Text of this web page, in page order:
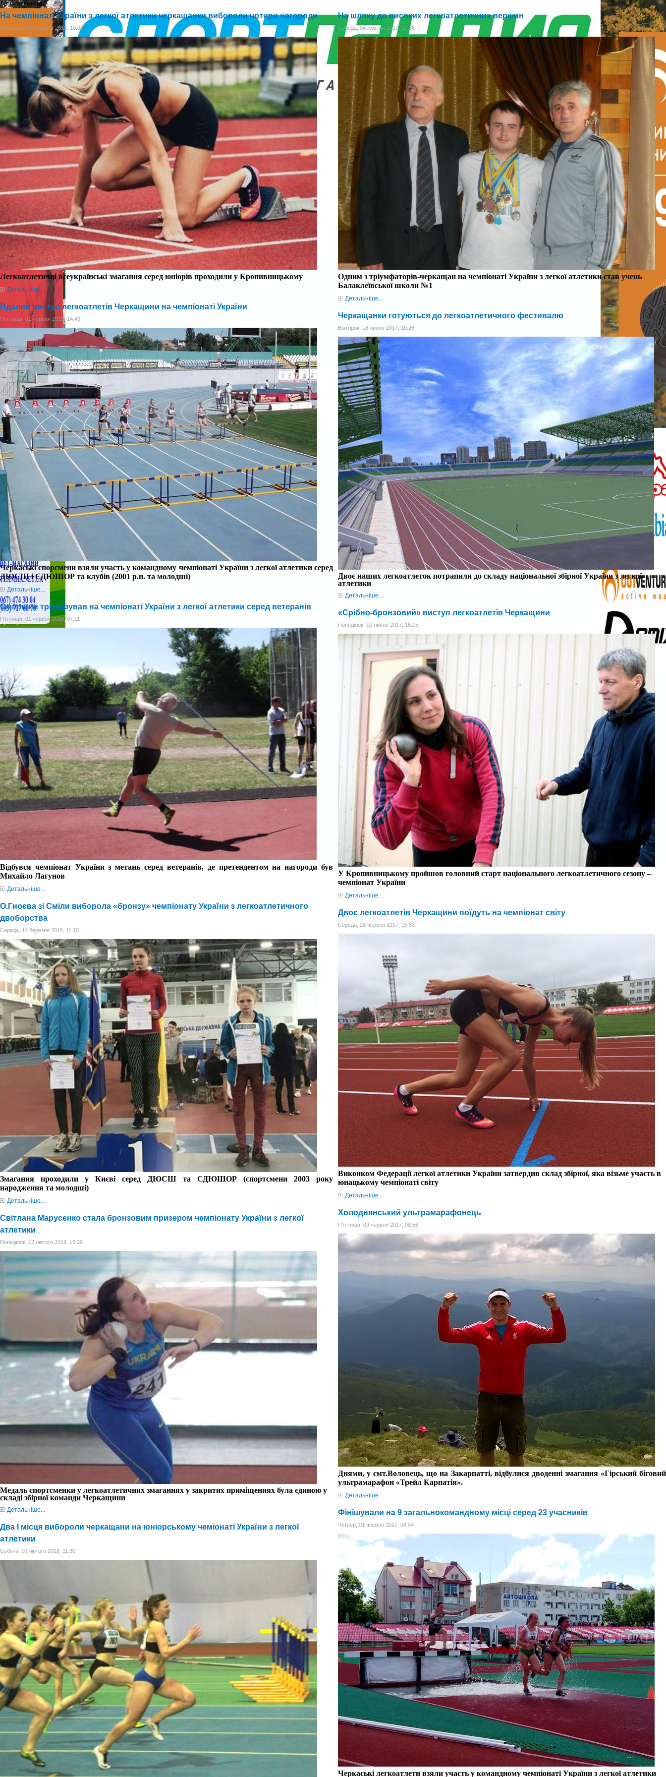
Легка атлетика
На чемпіонаті України з легкої атлетики черкащанки вибороли чотири нагороди
Понеділок, 25 червня 2018, 10:04
Легкоатлетичні всеукраїнські змагання серед юніорів проходили у Кропивницькому
Детальніше...
Вдалий виступ легкоатлетів Черкащини на чемпіонаті України
П'ятниця, 01 червня 2018, 14:49
Черкаські спорсмени взяли участь у командному чемпіонатіУкраїниз легкої атлетикисеред
ДЮСШ і СДЮШОР та клубів (2001 р.н. та молодші)
Детальніше...
Смілянин тріумфував на чемпіонаті України з легкої атлетики серед ветеранів
П'ятниця, 01 червня 2018, 07:11
Відбувся чемпіонат України з метань серед ветеранів, де претендентом на нагороди був
Михайло Лагунов
Детальніше...
О.Гноєва зі Сміли виборола «бронзу» чемпіонату України з легкоатлетичного
двоборства
Середа, 14 березня 2018, 11:10
Змагання проходили у Києві серед ДЮСШ та СДЮШОР (спортсмени 2003 року
народження та молодші)
Детальніше...
Світлана Марусенко стала бронзовим призером чемпіонату України з легкої
атлетики
Понеділок, 12 лютого 2018, 15:29
Медаль спортсменки у легкоатлетичних змаганнях у закритих приміщеннях була єдиною у
складі збірної команди Черкащини
Детальніше...
Два I місця вибороли черкащани на юніорському чеміонаті України з легкої
атлетики
Субота, 10 лютого 2018, 11:30
На шляху до високих легкоатлетичних вершин
Середа, 04 жовтня 2017, 17:38
Одним з тріумфаторів-черкащан на чемпіонаті України з легкої атлетики став учень
Балаклеївської школи №1
Детальніше...
Черкащанки готуються до легкоатлетичного фестивалю
Вівторок, 18 липня 2017, 16:26
Двоє наших легкоатлеток потрапили до складу національної збірної України з легкої
атлетики
Детальніше...
«Срібно-бронзовий» виступ легкоатлетів Черкащини
Понеділок, 10 липня 2017, 16:15
У Кропивницькому пройшов головний старт національного легкоатлетичного сезону –
чемпіонат України
Детальніше...
Двоє легкоатлетів Черкащини поїдуть на чемпіонат світу
Середа, 28 червня 2017, 15:53
Виконком Федерації легкої атлетики України затвердив склад збірної, яка візьме участь в
юнацькому чемпіонаті світу
Детальніше...
Холоднянський ультрамарафонець
П'ятниця, 09 червня 2017, 08:56
Днями, у смт.Воловець, що на Закарпатті, відбулися дводенні змагання «Гірський біговий
ультрамарафон «Трейл Карпатія».
Детальніше...
Фінішували на 9 загальнокомандному місці серед 23 учасників
Четвер, 01 червня 2017, 08:44
Черкаські легкоатлети взяли участь у командному чемпіонаті України з легкої атлетики